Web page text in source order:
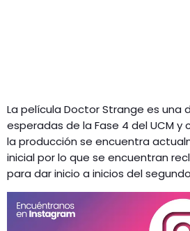
La película Doctor Strange es una
esperadas de la Fase 4 del UCM y
la producción se encuentra
inicial por lo que se encuentran
para dar inicio a inicios del